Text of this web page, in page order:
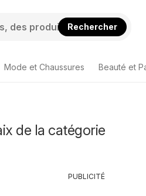
Rechercher
Mode et Chaussures Beauté et
de la catégorie
PUBLICITÉ